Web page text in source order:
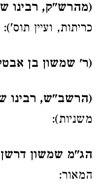
(מהרש"ק, רבינו
כריתות, ועיין תוס'):
(ר' שמשון בן
(הרשב"ש, רבינו
משניות):
הג"מ שמשון
המאור: